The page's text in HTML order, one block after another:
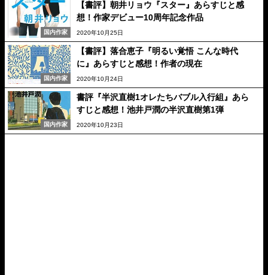
国内作家
【書評】朝井リョウ『スター』あらすじと感
想！作家デビュー10周年記念作品
2020年10月25日
国内作家
【書評】落合恵子『明るい覚悟 こんな時代
に』あらすじと感想！作者の現在
2020年10月24日
国内作家
書評『半沢直樹1オレたちバブル入行組』あら
すじと感想！池井戸潤の半沢直樹第1弾
2020年10月23日